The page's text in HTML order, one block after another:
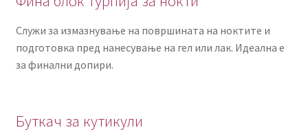
Служи за измазнување на површината на ноктите и
подготовка пред нанесување на гел или лак. Идеална е
за финални допири.
Буткач за кутикули